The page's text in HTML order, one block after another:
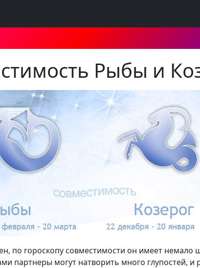
Рыбы и
по гороскопу совместимости он имеет немало
партнеры могут натворить много глупостей, и